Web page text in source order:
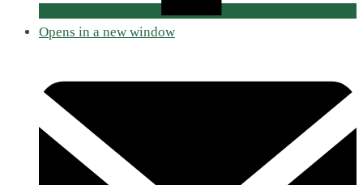
Opens in a new window